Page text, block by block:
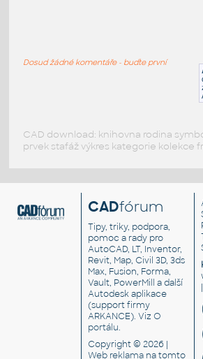
IPT Svařování
Dosud žádné komentáře - buďte první
CAD download: knihovna rodina
prvek stafáž výkres kategorie kolekce
CADfórum
Tipy, triky, podpora,
pomoc a rady pro
AutoCAD, LT, Inventor,
Revit, Map, Civil 3D, 3ds
Max, Fusion, Forma,
Vault, PowerMill a další
Autodesk aplikace
(support firmy
ARKANCE). VizO
portálu.
Copyright © 2026 |
Web reklama na tomto